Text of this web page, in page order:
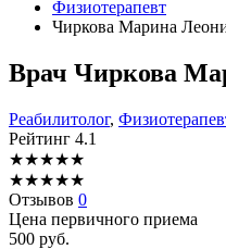
Физиотерапевт
Чиркова Марина
Врач Чиркова
Реабилитолог,
Рейтинг 4.1
★★★★★
★★★★★
Отзывов 0
Цена первичного приема
500 руб.